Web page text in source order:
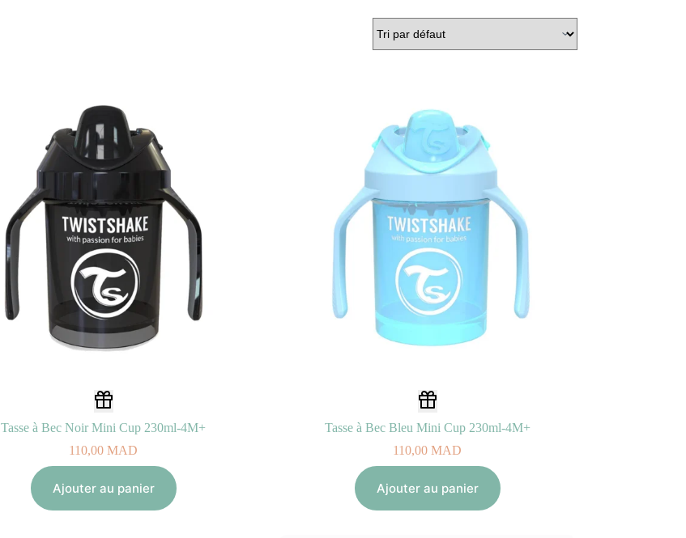
Tasse à Bec Noir Mini Cup 230ml-4M+
110,00 MAD
Ajouter au panier
Tasse à Bec Bleu Mini Cup 230ml-4M+
110,00 MAD
Ajouter au panier